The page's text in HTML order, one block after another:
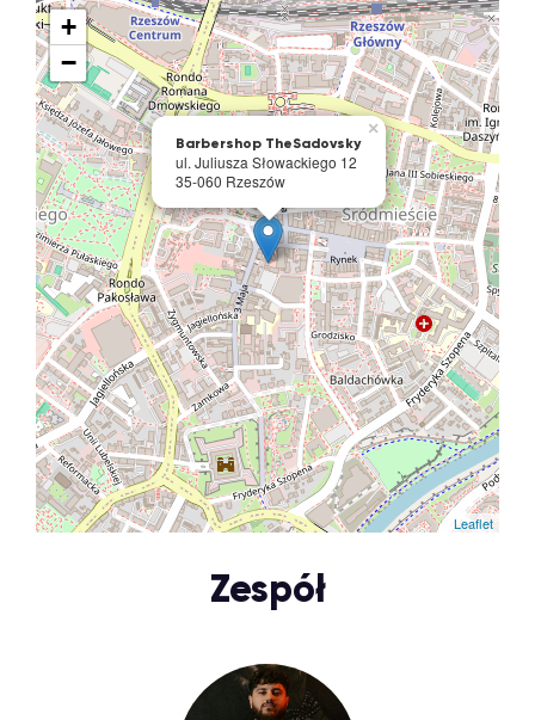
Barbershop TheSadovsky
ul. Juliusza Słowackiego 12
35-060 Rzeszów
×
+
−
Leaflet
Zespół